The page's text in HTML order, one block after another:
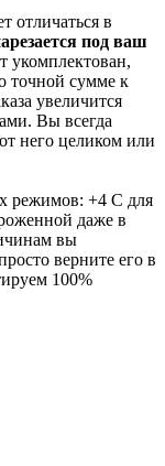
отличаться в
под ваш
укомплектован,
точной сумме к
увеличится
Вы всегда
него целиком или
режимов: +4 С для
даже в
вы
верните его в
100%